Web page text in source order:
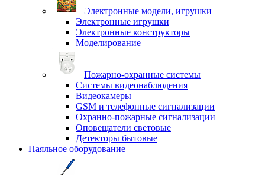
Электронные модели, игрушки
Электронные игрушки
Электронные конструкторы
Моделирование
Пожарно-охранные системы
Системы видеонаблюдения
Видеокамеры
GSM и телефонные сигнализации
Охранно-пожарные сигнализации
Оповещатели световые
Детекторы бытовые
Паяльное оборудование